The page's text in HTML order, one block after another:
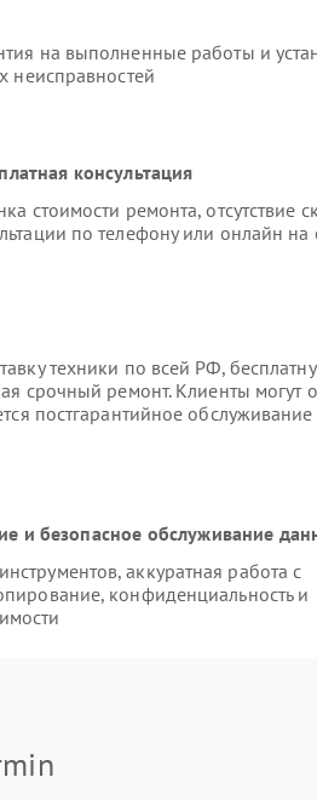
на выполненные работы и
неисправностей
консультация
стоимости ремонта, отсутствие
по телефону или онлайн на
техники по всей РФ,
срочный ремонт. Клиенты могут
постгарантийное
и безопасное обслуживание
аккуратная работа с
конфиденциальность и